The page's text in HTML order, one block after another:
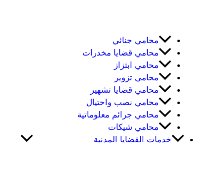
محامي جنائي
محامي قضايا مخدرات
محامي ابتزاز
محامي تزوير
محامي قضايا تشهير
محامي نصب واحتيال
محامي جرائم معلوماتية
محامي شيكات
خدمات القضايا المدنية